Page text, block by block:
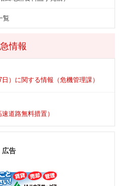
情報
）に関する情報（危機管理課）
道路無料措置）
覧
広告